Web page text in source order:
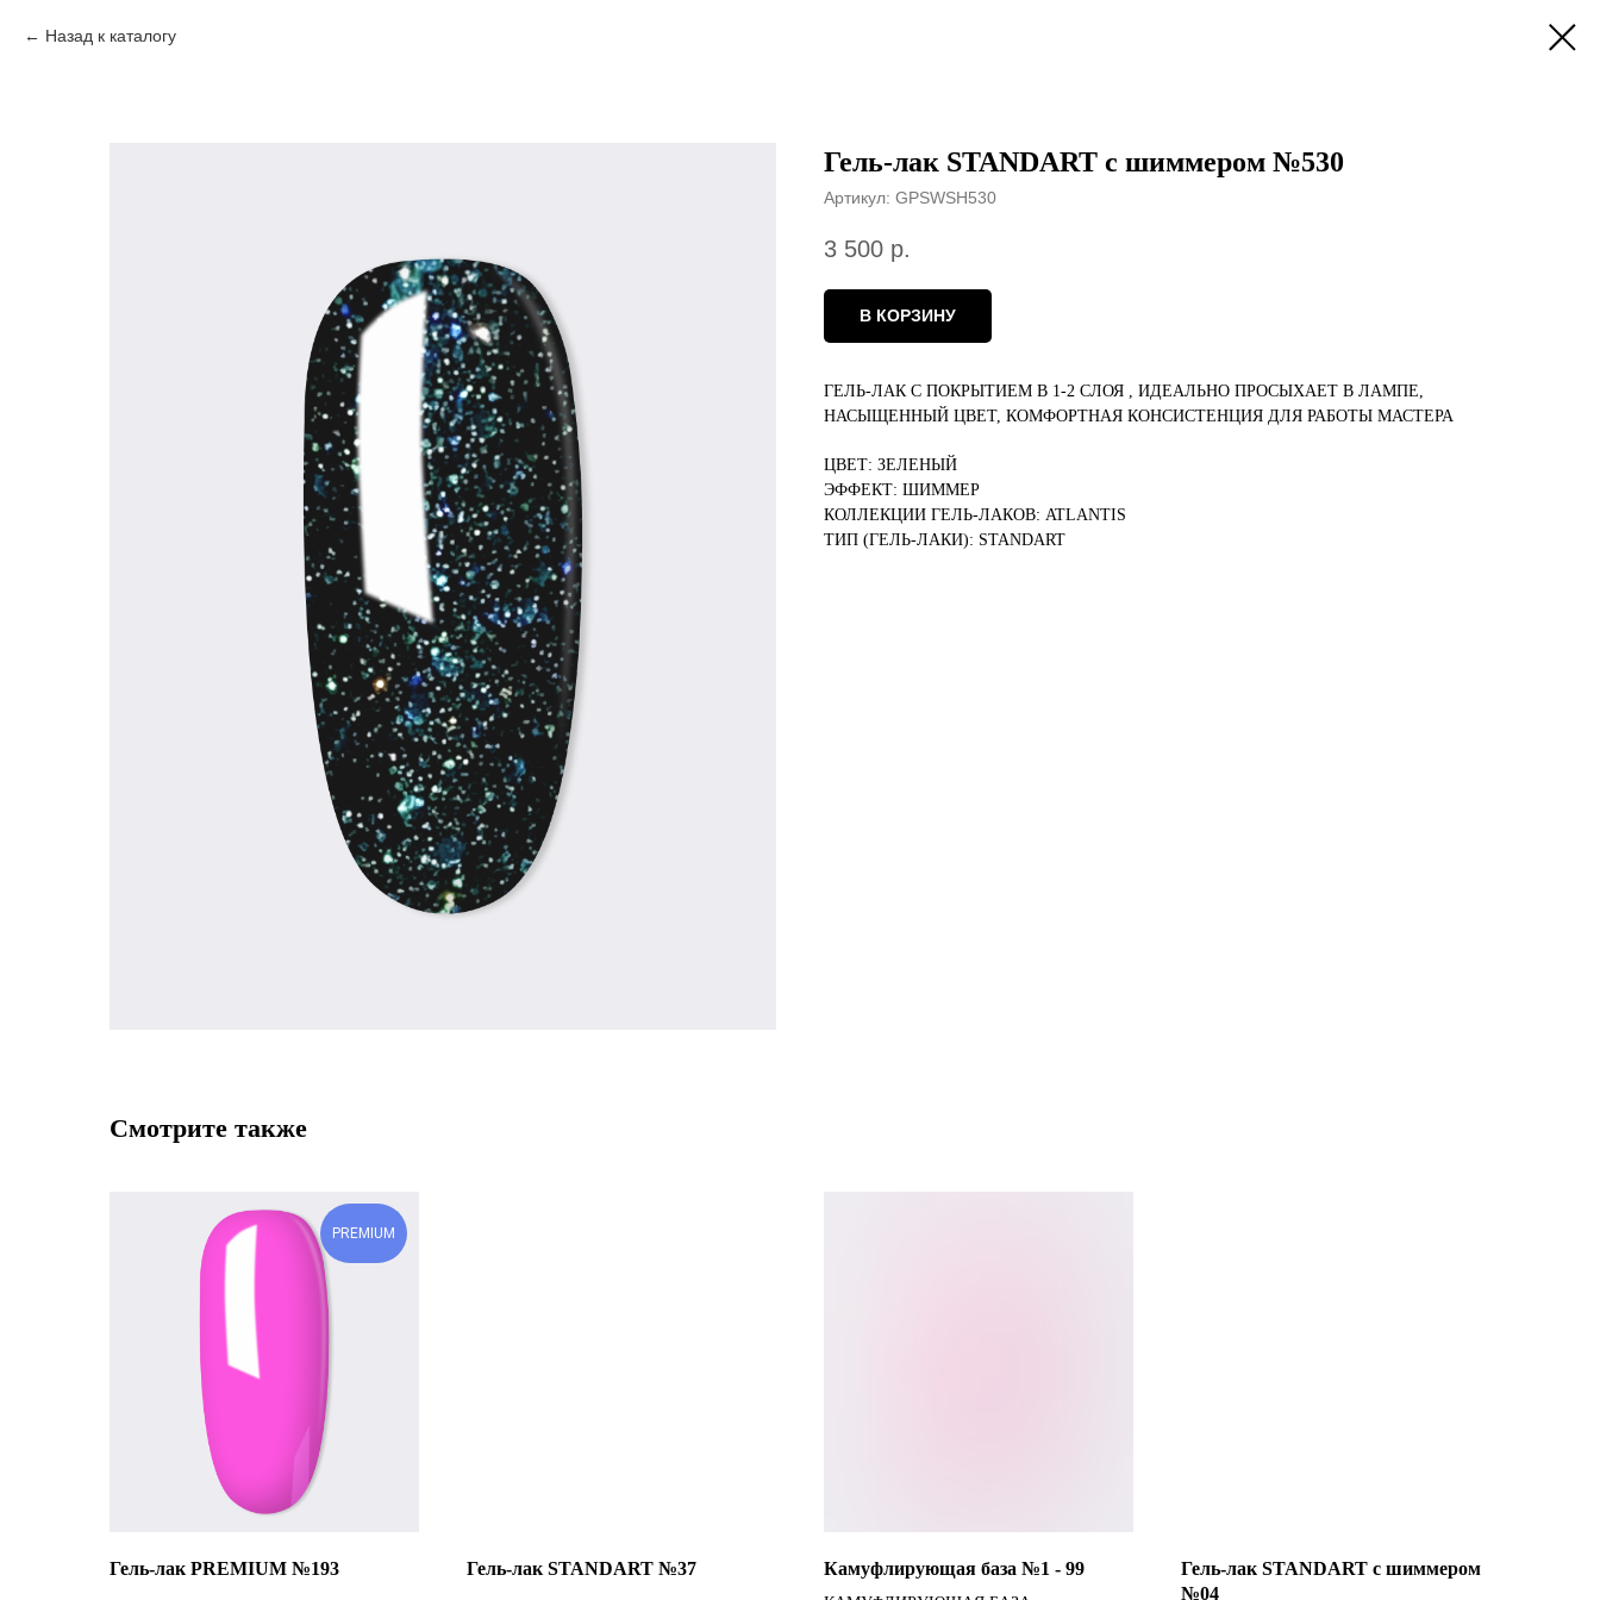
Назад к каталогу
Гель-лак STANDART с шиммером №530
Артикул: GPSWSH530
3 500 р.
В КОРЗИНУ
ГЕЛЬ-ЛАК С ПОКРЫТИЕМ В 1-2 СЛОЯ , ИДЕАЛЬНО ПРОСЫХАЕТ В ЛАМПЕ,
НАСЫЩЕННЫЙ ЦВЕТ, КОМФОРТНАЯ КОНСИСТЕНЦИЯ ДЛЯ РАБОТЫ МАСТЕРА
ЦВЕТ: ЗЕЛЕНЫЙ
ЭФФЕКТ: ШИММЕР
КОЛЛЕКЦИИ ГЕЛЬ-ЛАКОВ: ATLANTIS
ТИП (ГЕЛЬ-ЛАКИ): STANDART
Смотрите также
PREMIUM
Гель-лак PREMIUM №193 Гель-лак STANDART №37 Камуфлирующая база №1 - 99
Гель-лак STANDART с шиммером
№04